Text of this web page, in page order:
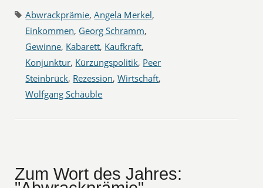
Abwrackprämie,Angela Merkel,
Einkommen, Georg Schramm,
Gewinne, Kabarett, Kaufkraft,
Konjunktur, Kürzungspolitik, Peer
Steinbrück, Rezession,Wirtschaft,
Wolfgang Schäuble
Zum Wort des Jahres: